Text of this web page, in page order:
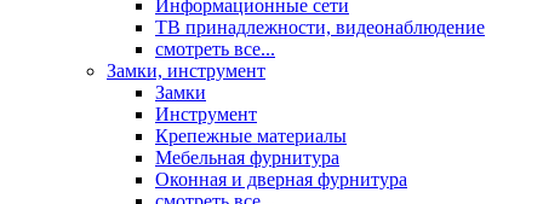
Информационные сети
ТВ принадлежности, видеонаблюдение
смотреть все...
Замки, инструмент
Замки
Инструмент
Крепежные материалы
Мебельная фурнитура
Оконная и дверная фурнитура